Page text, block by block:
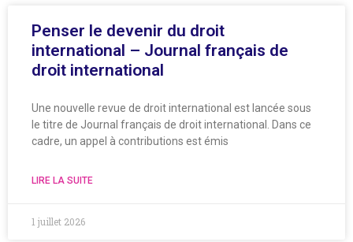
Penser le devenir du droit
international – Journal français de
droit international
Une nouvelle revue de droit international est lancée sous
le titre de Journal français de droit international. Dans ce
cadre, un appel à contributions est émis
LIRE LA SUITE
1 juillet 2026